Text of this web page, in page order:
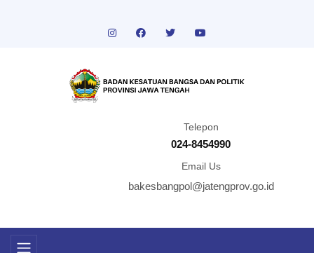
Telepon
024-8454990
Email Us
bakesbangpol@jatengprov.go.id